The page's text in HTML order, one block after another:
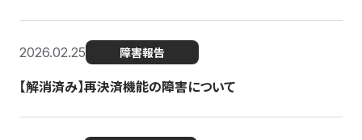
2026.02.25 障害報告
【解消済み】再決済機能の障害について